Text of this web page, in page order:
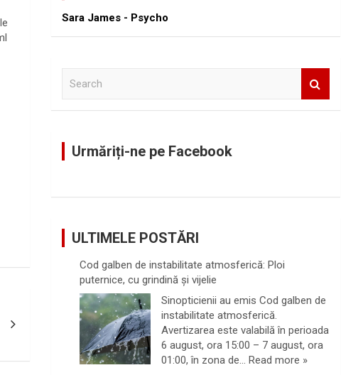
Sara James - Psycho
Urmăriți-ne pe Facebook
ULTIMELE POSTĂRI
Cod galben de instabilitate atmosferică: Ploi
puternice, cu grindină și vijelie
Sinopticienii au emis Cod galben de
instabilitate atmosferică.
Avertizarea este valabilă în perioada
6 august, ora 15:00 – 7 august, ora
01:00, în zona de…Read more »